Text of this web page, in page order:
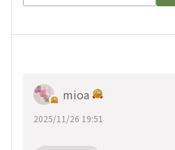
mioa
2025/11/26 19:51